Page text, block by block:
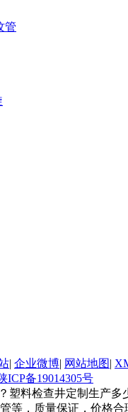
管
| 企业微博| 网站地图|
ICP备19014305号
塑料检查井定制生产
等，质量保证，价格合